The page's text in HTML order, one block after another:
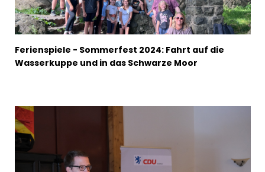
Ferienspiele - Sommerfest 2024: Fahrt auf die
Wasserkuppe und in das Schwarze Moor